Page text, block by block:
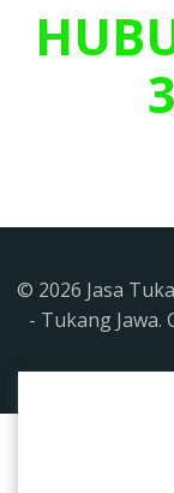
© 2026 Jasa
- Tukang